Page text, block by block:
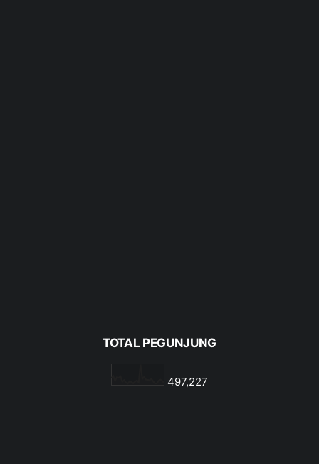
TOTAL PEGUNJUNG
497,227